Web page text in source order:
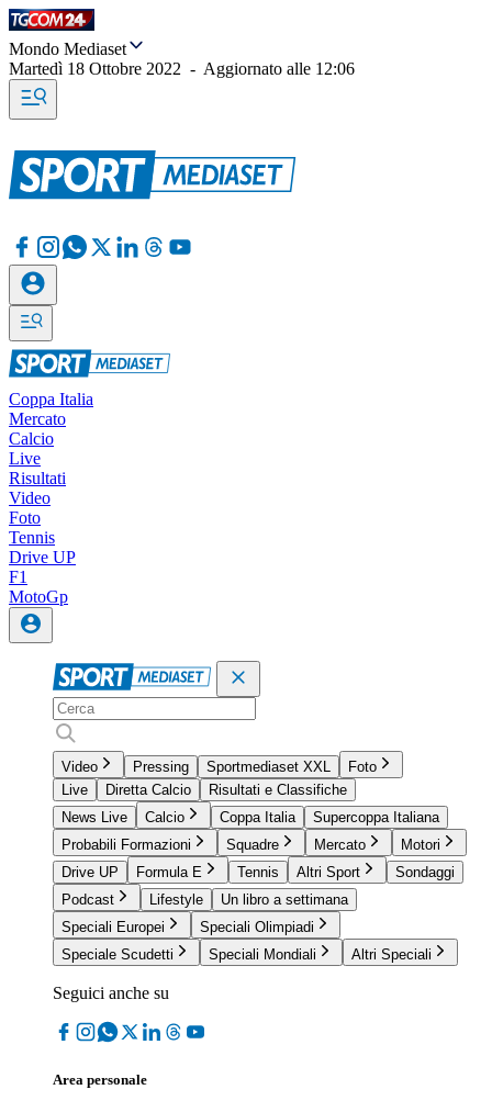
Mondo Mediaset
Martedì 18 Ottobre 2022 - Aggiornato alle 12:06
Coppa Italia
Mercato
Calcio
Live
Risultati
Video
Foto
Tennis
Drive UP
F1
MotoGp
Video Pressing Sportmediaset XXL
Foto
Live
Diretta Calcio
Risultati e Classifiche
News Live
Calcio Coppa Italia
Supercoppa Italiana
Probabili Formazioni
Squadre Mercato
Motori
Drive UP
Formula E Tennis Altri Sport
Sondaggi
Podcast
Lifestyle
Un libro a settimana
Speciali Europei
Speciali Olimpiadi
Speciale Scudetti
Speciali Mondiali Altri Speciali
Seguici anche su
Area personale